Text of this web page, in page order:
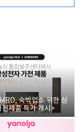
숙박업소 위한 삼
전제품 특가 개시>